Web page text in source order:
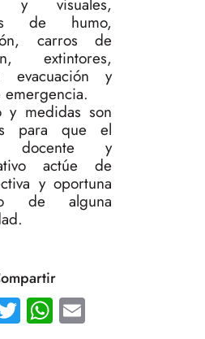
y visuales,
de humo,
carros de
extintores,
evacuación y
emergencia.
y medidas son
para que el
docente y
actúe de
y oportuna
de alguna
TwitterWhatsApp